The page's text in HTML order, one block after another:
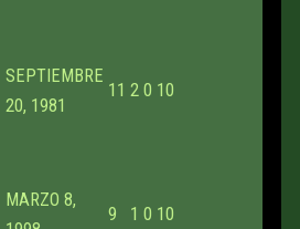
SEPTIEMBRE
20, 1981
11 2 0 10
MARZO 8,
9 1 0 10